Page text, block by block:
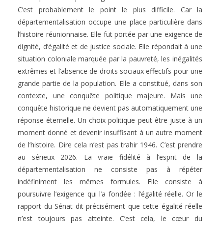
C’est probablement le point le plus difficile. Car la
départementalisation occupe une place particulière dans
l’histoire réunionnaise. Elle fut portée par une exigence de
dignité, d’égalité et de justice sociale. Elle répondait à une
situation coloniale marquée par la pauvreté, les inégalités
extrêmes et l’absence de droits sociaux effectifs pour une
grande partie de la population. Elle a constitué, dans son
contexte, une conquête politique majeure. Mais une
conquête historique ne devient pas automatiquement une
réponse éternelle. Un choix politique peut être juste à un
moment donné et devenir insuffisant à un autre moment
de l’histoire. Dire cela n’est pas trahir 1946. C’est prendre
au sérieux 2026. La vraie fidélité à l’esprit de la
départementalisation ne consiste pas à répéter
indéfiniment les mêmes formules. Elle consiste à
poursuivre l’exigence qui l’a fondée : l’égalité réelle. Or le
rapport du Sénat dit précisément que cette égalité réelle
n’est toujours pas atteinte. C’est cela, le cœur du